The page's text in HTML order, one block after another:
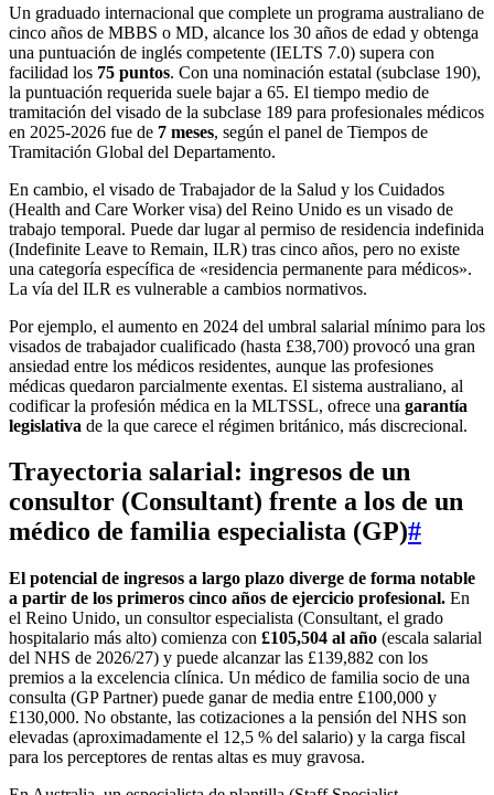
Un graduado internacional que complete un programa australiano de
cinco años de MBBS o MD, alcance los 30 años de edad y obtenga
una puntuación de inglés competente (IELTS 7.0) supera con
facilidad los 75 puntos. Con una nominación estatal (subclase 190),
la puntuación requerida suele bajar a 65. El tiempo medio de
tramitación del visado de la subclase 189 para profesionales médicos
en 2025-2026 fue de 7 meses, según el panel de Tiempos de
Tramitación Global del Departamento.
En cambio, el visado de Trabajador de la Salud y los Cuidados
(Health and Care Worker visa) del Reino Unido es un visado de
trabajo temporal. Puede dar lugar al permiso de residencia indefinida
(Indefinite Leave to Remain, ILR) tras cinco años, pero no existe
una categoría específica de «residencia permanente para médicos».
La vía del ILR es vulnerable a cambios normativos.
Por ejemplo, el aumento en 2024 del umbral salarial mínimo para los
visados de trabajador cualificado (hasta £38,700) provocó una gran
ansiedad entre los médicos residentes, aunque las profesiones
médicas quedaron parcialmente exentas. El sistema australiano, al
codificar la profesión médica en la MLTSSL, ofrece una garantía
legislativa de la que carece el régimen británico, más discrecional.
Trayectoria salarial: ingresos de un
consultor (Consultant) frente a los de un
médico de familia especialista (GP)#
El potencial de ingresos a largo plazo diverge de forma notable
a partir de los primeros cinco años de ejercicio profesional. En
el Reino Unido, un consultor especialista (Consultant, el grado
hospitalario más alto) comienza con £105,504 al año (escala salarial
del NHS de 2026/27) y puede alcanzar las £139,882 con los
premios a la excelencia clínica. Un médico de familia socio de una
consulta (GP Partner) puede ganar de media entre £100,000 y
£130,000. No obstante, las cotizaciones a la pensión del NHS son
elevadas (aproximadamente el 12,5 % del salario) y la carga fiscal
para los perceptores de rentas altas es muy gravosa.